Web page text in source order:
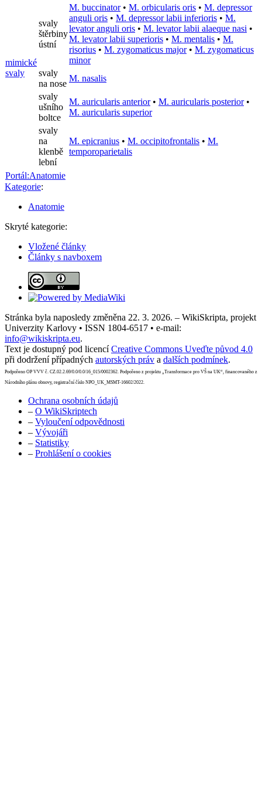
mimické
svaly
svaly
štěrbiny
ústní
M. buccinator• M. orbicularis oris • M. depressor
anguli oris • M. depressor labii inferioris • M.
levator anguli oris • M. levator labii alaeque nasi •
M. levator labii superioris • M. mentalis • M.
risorius • M. zygomaticus major• M. zygomaticus
minor
svaly
na nose
M. nasalis
svaly
ušního
boltce
M. auricularis anterior• M. auricularis posterior•
M. auricularis superior
svaly
na
klenbě
lební
M. epicranius • M. occipitofrontalis • M.
temporoparietalis
Portál:Anatomie
Kategorie:
Anatomie
Skryté kategorie:
Vložené články
Články s navboxem
Stránka byla naposledy změněna 22. 3. 2026. – WikiSkripta, projekt
Univerzity Karlovy • ISSN 1804-6517 • e-mail:
info@wikiskripta.eu.
Text je dostupný pod licencíCreative Commons Uveďte původ 4.0
při dodržení případných autorských práv a dalších podmínek.
Podpořeno OP VVV č. CZ.02.2.69/0.0/0.0/16_015/0002362. Podpořeno z projektu „Transformace pro VŠ na UK“, financovaného z
Národního plánu obnovy, registrační číslo NPO_UK_MSMT-16602/2022.
Ochrana osobních údajů
– O WikiSkriptech
– Vyloučení odpovědnosti
– Vývojáři
– Statistiky
– Prohlášení o cookies